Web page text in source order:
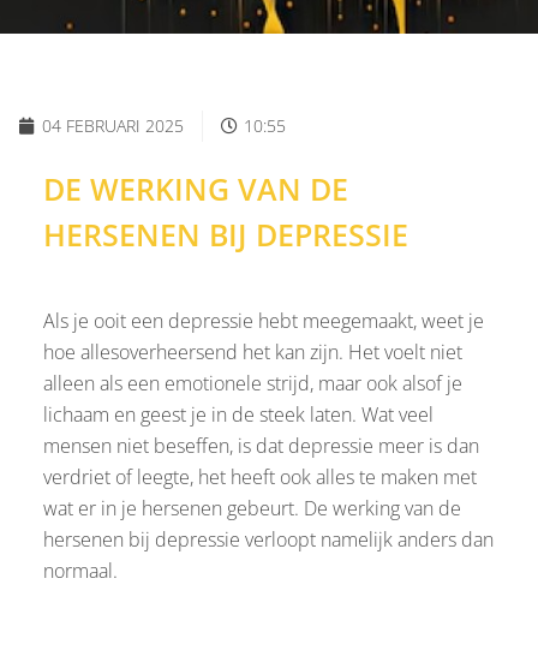
04 FEBRUARI 2025 10:55
DE WERKING VAN DE
HERSENEN BIJ DEPRESSIE
Als je ooit een depressie hebt meegemaakt, weet je
hoe allesoverheersend het kan zijn. Het voelt niet
alleen als een emotionele strijd, maar ook alsof je
lichaam en geest je in de steek laten. Wat veel
mensen niet beseffen, is dat depressie meer is dan
verdriet of leegte, het heeft ook alles te maken met
wat er in je hersenen gebeurt. De werking van de
hersenen bij depressie verloopt namelijk anders dan
normaal.